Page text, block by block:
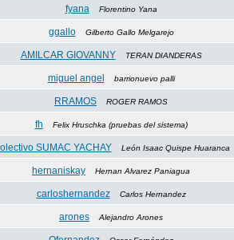
fyana Florentino Yana
ggallo Gilberto Gallo Melgarejo
AMILCAR GIOVANNY TERAN DIANDERAS
miguel angel barrionuevo palli
RRAMOS ROGER RAMOS
fh Felix Hruschka (pruebas del sistema)
SUMAC YACHAY León Isaac Quispe Huaranca
hernaniskay Hernan Alvarez Paniagua
carloshernandez Carlos Hernandez
arones Alejandro Arones